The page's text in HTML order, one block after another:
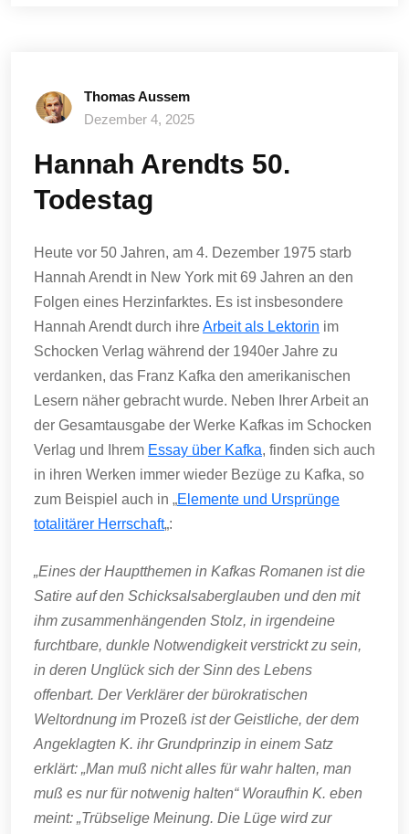
Thomas Aussem
Dezember 4, 2025
Hannah Arendts 50.
Todestag
Heute vor 50 Jahren, am 4. Dezember 1975 starb
Hannah Arendt in New York mit 69 Jahren an den
Folgen eines Herzinfarktes. Es ist insbesondere
Hannah Arendt durch ihreArbeit als Lektorin im
Schocken Verlag während der 1940er Jahre zu
verdanken, das Franz Kafka den amerikanischen
Lesern näher gebracht wurde. Neben Ihrer Arbeit an
der Gesamtausgabe der Werke Kafkas im Schocken
Verlag und Ihrem Essay über Kafka, finden sich auch
in ihren Werken immer wieder Bezüge zu Kafka, so
zum Beispiel auch in „Elemente und Ursprünge
totalitärer Herrschaft„:
„Eines der Hauptthemen in Kafkas Romanen ist die
Satire auf den Schicksalsaberglauben und den mit
ihm zusammenhängenden Stolz, in irgendeine
furchtbare, dunkle Notwendigkeit verstrickt zu sein,
in deren Unglück sich der Sinn des Lebens
offenbart. Der Verklärer der bürokratischen
Weltordnung im Prozeß ist der Geistliche, der dem
Angeklagten K. ihr Grundprinzip in einem Satz
erklärt: „Man muß nicht alles für wahr halten, man
muß es nur für notwenig halten“ Woraufhin K. eben
meint: „Trübselige Meinung. Die Lüge wird zur